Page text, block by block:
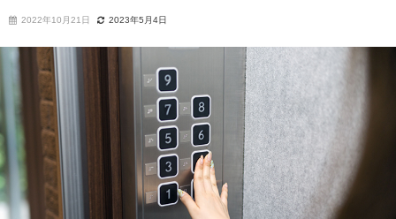
2022年10月21日 2023年5月4日